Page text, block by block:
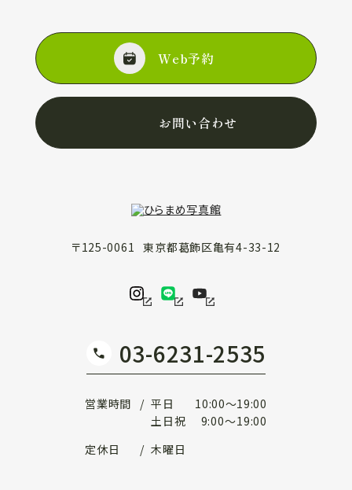
Web予約
お問い合わせ
〒125-0061 東京都葛飾区亀有4-33-12
03-6231-2535
営業時間 平日 10:00～19:00
土日祝
9:00～19:00
定休日
木曜日